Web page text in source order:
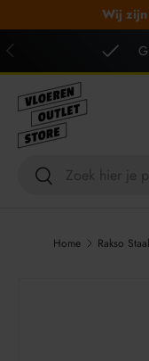
GA NAAR INHOUD
Wij zijn
VORIGE
Zoeken
Zoeken
Home Rakso